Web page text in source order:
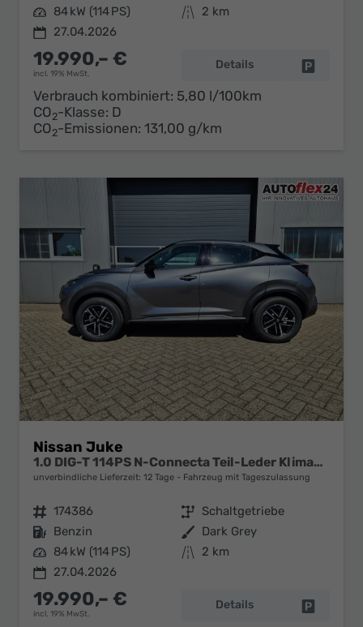
Leistung 84 kW (114 PS) Kilometerstand
2 km
27.04.2026
19.990,– €
incl. 19% MwSt.
Details
Verbrauch kombiniert: 5,80 l/100km
CO2-Klasse: D
CO2-Emissionen: 131,00 g/km
Nissan Juke
1.0 DIG-T 114PS N-Connecta Teil-Leder Klimaautomatik PDC v+h Rückf.Kamera Bluetooth Touchscreen Apple CarPlay Android Auto 17"LM
unverbindliche Lieferzeit: 12 Tage Fahrzeug mit Tageszulassung
Fahrzeugnr. 174386 Getriebe Schaltgetriebe
Kraftstoff Benzin Außenfarbe Dark Grey
Leistung 84 kW (114 PS) Kilometerstand
2 km
27.04.2026
19.990,– €
incl. 19% MwSt.
Details